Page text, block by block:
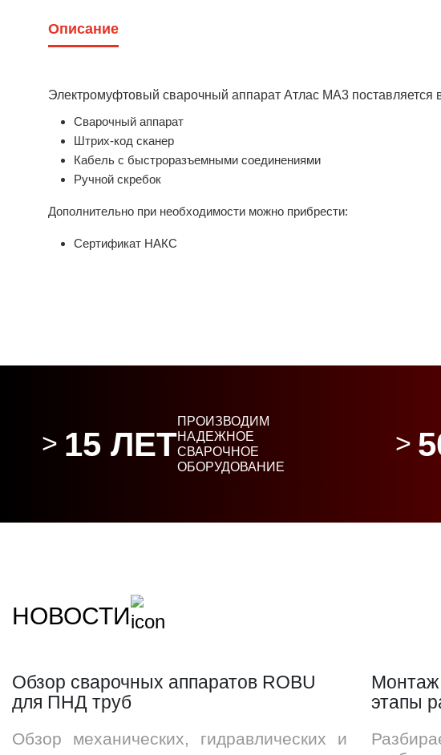
Описание
Электромуфтовый сварочный аппарат Атлас МА3 поставляется
Сварочный аппарат
Штрих-код сканер
Кабель с быстроразъемными соединениями
Ручной скребок
Дополнительно при необходимости можно прибрести:
Сертификат НАКС
15 ЛЕТ
ПРОИЗВОДИМ
НАДЕЖНОЕ
СВАРОЧНОЕ
ОБОРУДОВАНИЕ
НОВОСТИ
Обзор сварочных аппаратов ROBU
для ПНД труб
Обзор механических, гидравлических и
Монтаж
этапы